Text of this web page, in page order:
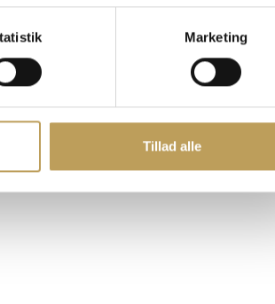
Marketing
Tillad alle
og netværk
en bane